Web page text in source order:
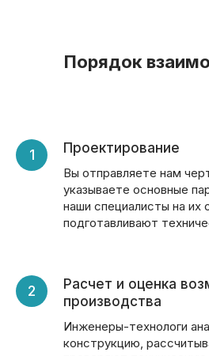
Порядок
Проектирование
Вы отправляете нам
указываете основные
наши специалисты на их
подготавливают
Расчет и оценка
производства
Инженеры-технологи
конструкцию,